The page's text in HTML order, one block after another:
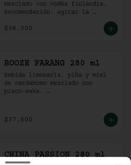
mezclado con vodka finlandia.
Recomendación: agitar la
con hielo al gusto.
$36.000
BOOZE FARANG 280 ml
Bebida limonaria, piña y miel
de cardamomo mezclado con
pisco-sake.
con hielo al gusto.
$37.500
CHINA PASSION 280 ml